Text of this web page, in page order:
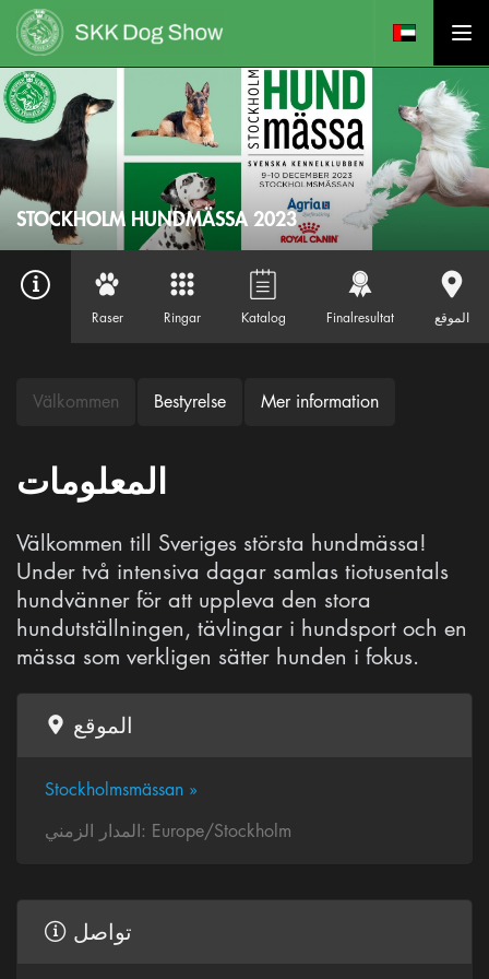
STOCKHOLM HUNDMÄSSA 2023
Raser Ringar Katalog Finalresultat الموقع
Välkommen Bestyrelse Mer information
المعلومات
Välkommen till Sveriges största hundmässa!
Under två intensiva dagar samlas tiotusentals
hundvänner för att uppleva den stora
hundutställningen, tävlingar i hundsport och en
mässa som verkligen sätter hunden i fokus.
الموقع
Stockholmsmässan »
المدار الزمني: Europe/Stockholm
تواصل